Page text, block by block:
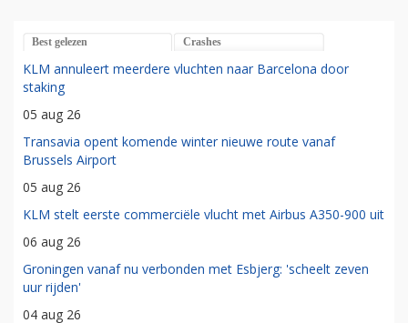
Best gelezen Crashes
KLM annuleert meerdere vluchten naar Barcelona door
staking
05 aug 26
Transavia opent komende winter nieuwe route vanaf
Brussels Airport
05 aug 26
KLM stelt eerste commerciële vlucht met Airbus A350-900 uit
06 aug 26
Groningen vanaf nu verbonden met Esbjerg: 'scheelt zeven
uur rijden'
04 aug 26